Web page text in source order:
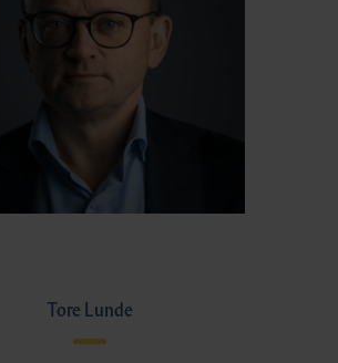
Tore Lunde